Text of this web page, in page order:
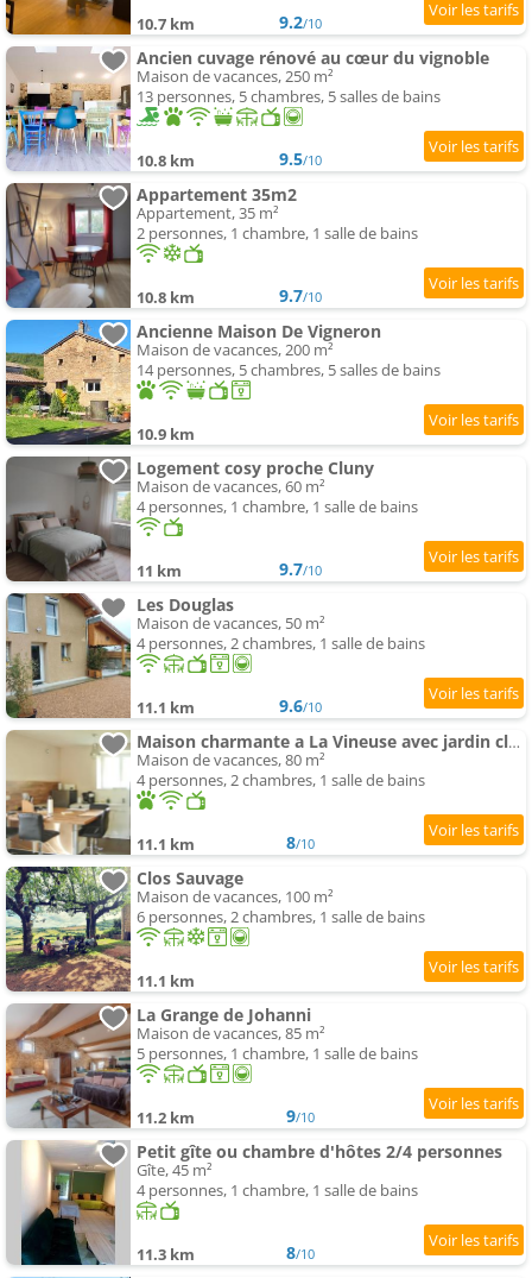
10.7 km 9.2/10
Ancien cuvage rénové au cœur du vignoble
Maison de vacances, 250 m²
13 personnes, 5 chambres, 5 salles de bains
10.8 km 9.5/10
Appartement 35m2
Appartement, 35 m²
2 personnes, 1 chambre, 1 salle de bains
10.8 km 9.7/10
Ancienne Maison De Vigneron
Maison de vacances, 200 m²
14 personnes, 5 chambres, 5 salles de bains
10.9 km
Logement cosy proche Cluny
Maison de vacances, 60 m²
4 personnes, 1 chambre, 1 salle de bains
11 km 9.7/10
Les Douglas
Maison de vacances, 50 m²
4 personnes, 2 chambres, 1 salle de bains
11.1 km 9.6/10
Maison charmante a La Vineuse avec jardin cloture
Maison de vacances, 80 m²
4 personnes, 2 chambres, 1 salle de bains
11.1 km 8/10
Clos Sauvage
Maison de vacances, 100 m²
6 personnes, 2 chambres, 1 salle de bains
11.1 km
La Grange de Johanni
Maison de vacances, 85 m²
5 personnes, 1 chambre, 1 salle de bains
11.2 km 9/10
Petit gîte ou chambre d'hôtes 2/4 personnes
Gîte, 45 m²
4 personnes, 1 chambre, 1 salle de bains
11.3 km 8/10